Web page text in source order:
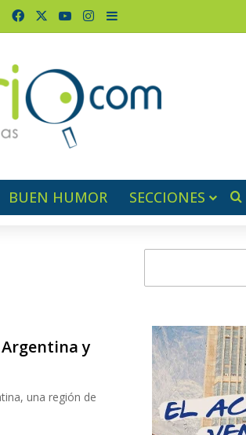
FacebookYouTubeInstagram
Barra lateral
BUEN HUMOR SECCIONES
y
una región de